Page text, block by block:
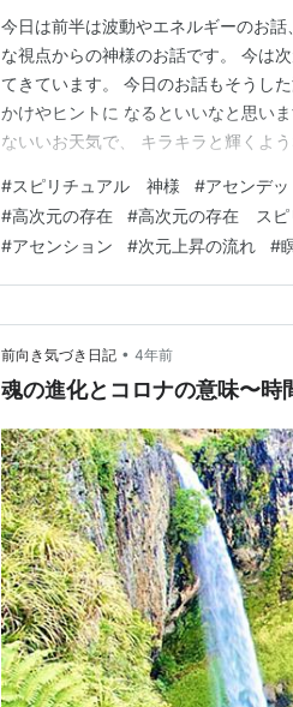
今日は前半は波動やエネルギーのお
な視点からの神様のお話です。 今は
てきています。 今日のお話もそうし
かけやヒントに なるといいなと思い
ないいお天気で、 キラキラと輝くよ
す。 クリスマスだからということも
はもちろん私だけのお話ではあり…
#スピリチュアル 神様 #アセンデ
#高次元の存在 #高次元の存在 スピ
#アセンション #次元上昇の流れ #
前向き気づき日記 • 4年前
魂の進化とコロナの意味〜時